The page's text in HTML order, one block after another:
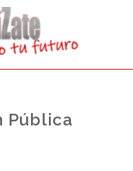
Pública